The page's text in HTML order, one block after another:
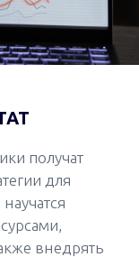
получат
для
внедрять